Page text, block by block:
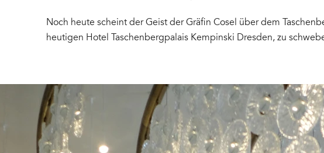
Noch heute scheint der Geist der Gräfin Cosel über dem
heutigen Hotel Taschenbergpalais Kempinski Dresden, zu